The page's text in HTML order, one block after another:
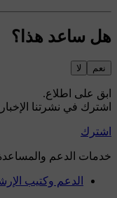
هل ساعد هذا؟
نعم لا